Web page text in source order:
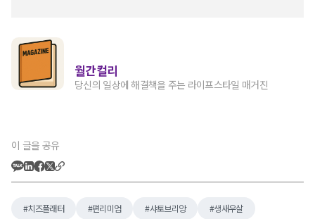
월간컬리
당신의 일상에 해결책을 주는 라이프스타일 매거진
이 글을 공유
치즈플래터 편리미엄 샤토브리앙 생새우살